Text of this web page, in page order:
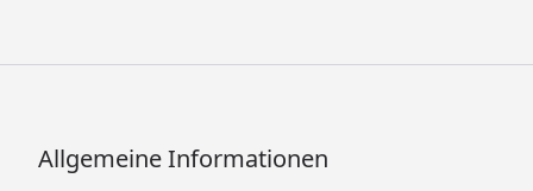
Allgemeine Informationen